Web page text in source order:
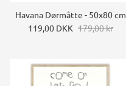
Havana Dørmåtte - 50x80 cm
119,00 DKK 179,00 kr